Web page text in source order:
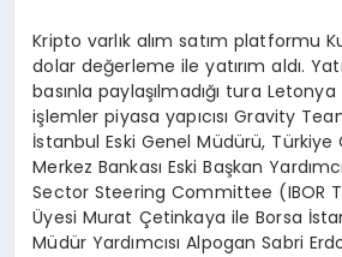
Kripto varlık alım satım platformu
dolar değerleme ile yatırım aldı.
basınla paylaşılmadığı tura
işlemler piyasa yapıcısı Gravity
İstanbul Eski Genel Müdürü,
Merkez Bankası Eski Başkan
Sector Steering Committee (IBOR
Üyesi Murat Çetinkaya ile Borsa
Müdür Yardımcısı Alpogan Sabri